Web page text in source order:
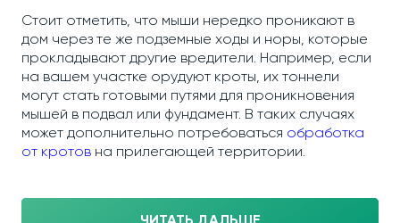
Стоит отметить, что мыши нередко проникают в
дом через те же подземные ходы и норы, которые
прокладывают другие вредители. Например, если
на вашем участке орудуют кроты, их тоннели
могут стать готовыми путями для проникновения
мышей в подвал или фундамент. В таких случаях
может дополнительно потребоваться обработка
от кротов на прилегающей территории.